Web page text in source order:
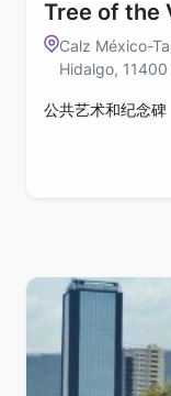
Tree of the
Calz México-
Hidalgo, 11400
公共艺术和纪念碑